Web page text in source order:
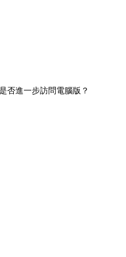
否進一步訪問電腦版？